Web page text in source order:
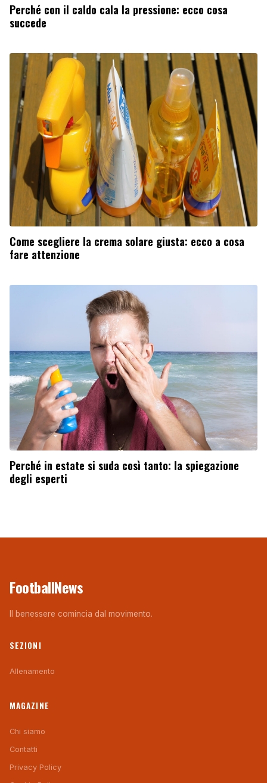
Perché con il caldo cala la pressione: ecco cosa
succede
Come scegliere la crema solare giusta: ecco a cosa
fare attenzione
Perché in estate si suda così tanto: la spiegazione
degli esperti
FootballNews
Il benessere comincia dal movimento.
SEZIONI
Allenamento
MAGAZINE
Chi siamo
Contatti
Privacy Policy